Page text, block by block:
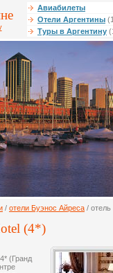
Авиабилеты
Отели Аргентины
Туры в Аргентину
/ отели Буэнос Айреса /
(4*)
(Гранд